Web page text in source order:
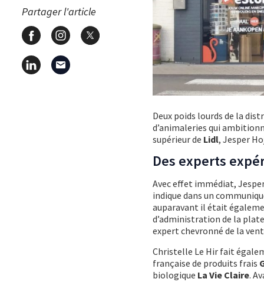
Partager l'article
Deux poids lourds de la
d’animaleries qui
supérieur de Lidl, Jesper
Des experts
Avec effet immédiat,
indique dans un
auparavant il était
d’administration de la
expert chevronné de la
Christelle Le Hir fait
française de produits frais
biologique La Vie Claire.